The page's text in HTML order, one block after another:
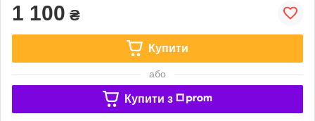
1 100 ₴
Купити
або
Купити з